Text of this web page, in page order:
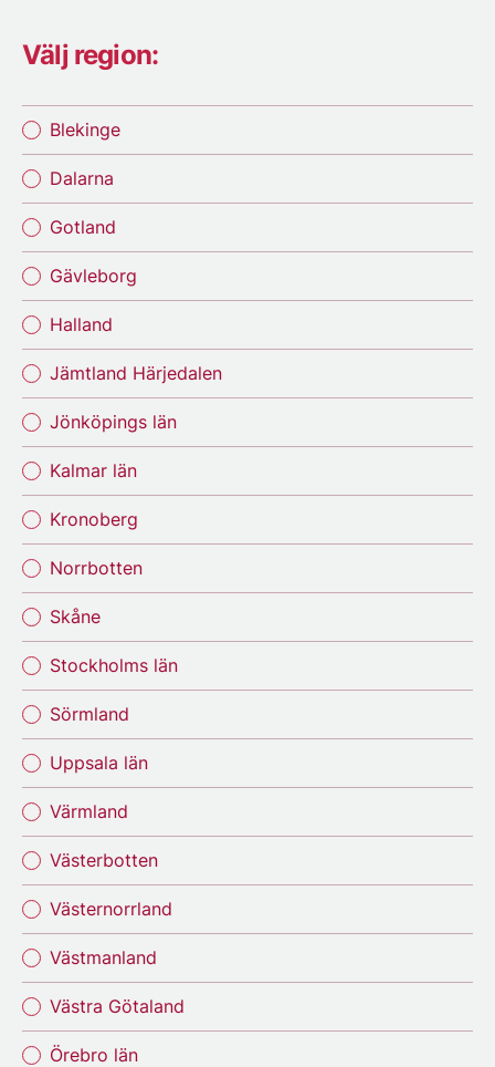
Välj region:
Blekinge
Dalarna
Gotland
Gävleborg
Halland
Jämtland Härjedalen
Jönköpings län
Kalmar län
Kronoberg
Norrbotten
Skåne
Stockholms län
Sörmland
Uppsala län
Värmland
Västerbotten
Västernorrland
Västmanland
Västra Götaland
Örebro län